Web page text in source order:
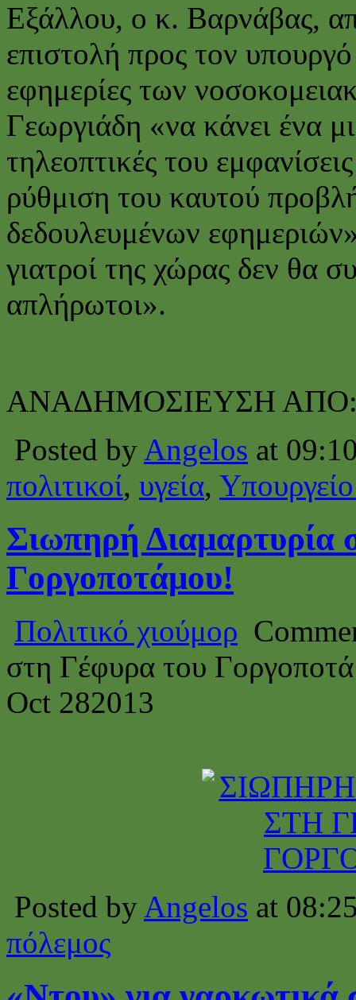
Εξάλλου, ο κ. Βαρνάβας,
επιστολή προς τον
εφημερίες των
Γεωργιάδη «να κάνει ένα
τηλεοπτικές του
ρύθμιση του καυτού
δεδουλευμένων
γιατροί της χώρας δεν θα
απλήρωτοι».
ΑΝΑΔΗΜΟΣΙΕΥΣΗ
Posted by Angelos at
πολιτικοί, υγεία,
Σιωπηρή Διαμαρτυρία
Γοργοποτάμου!
Πολιτικό χιούμορ
στη Γέφυρα του
Oct 282013
Posted by Angelos at
πόλεμος